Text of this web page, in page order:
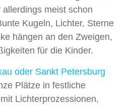
meist schon
Kugeln, Lichter, Sterne
hängen an den Zweigen,
für die Kinder.
oder Sankt Petersburg
Plätze in festliche
Lichterprozessionen,